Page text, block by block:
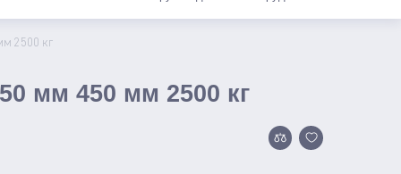
2500 кг
мм 450 мм 2500 кг
Поломоечные машины
Грузоподъемное оборудование